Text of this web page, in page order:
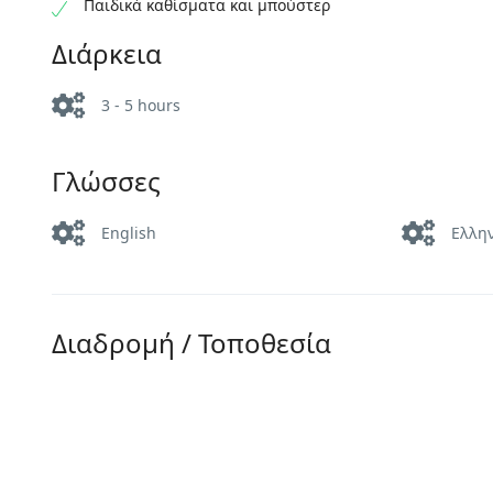
Παιδικά καθίσματα και μπούστερ
Διάρκεια
3 - 5 hours
Γλώσσες
English
Διαδρομή / Τοποθεσία